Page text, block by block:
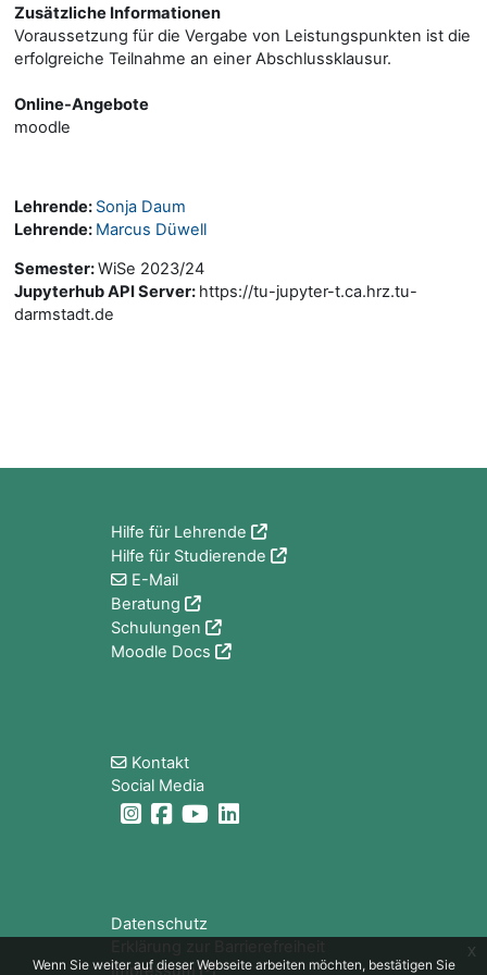
Wenn Sie weiter auf dieser Webseite arbeiten möchten, bestätigen Sie
x
Zusätzliche Informationen
Voraussetzung für die Vergabe von Leistungspunkten ist die
erfolgreiche Teilnahme an einer Abschlussklausur.
Online-Angebote
moodle
Lehrende: Sonja Daum
Lehrende: Marcus Düwell
Semester:WiSe 2023/24
Jupyterhub API Server: https://tu-jupyter-t.ca.hrz.tu-
darmstadt.de
Hilfe für Lehrende
Hilfe für Studierende
E-Mail
Beratung
Schulungen
Moodle Docs
Kontakt
Social Media
Datenschutz
Impressum